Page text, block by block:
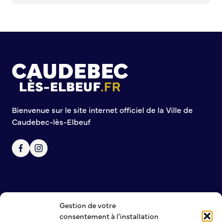
Gestion de votre
consentement à l'installation
Bienvenue sur le site internet officiel de la Ville de
Caudebec-lès-Elbeuf
NOUS CONTACTER
MENTIONS LÉGALES
Grands projets
Le Centre municipal
Les Cavées Est
La Halle Couverte